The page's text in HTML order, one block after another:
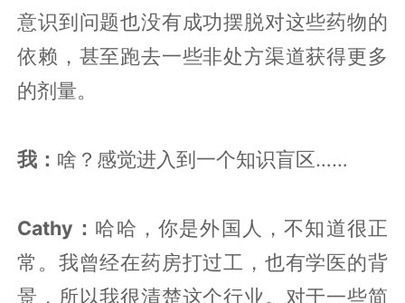
意识到问题也没有成功摆脱对这些药物的
依赖，甚至跑去一些非处方渠道获得更多
的剂量。
我： 啥？感觉进入到一个知识盲区……
Cathy： 哈哈，你是外国人，不知道很正
常。我曾经在药房打过工，也有学医的背
景，所以我很清楚这个行业。对于一些简